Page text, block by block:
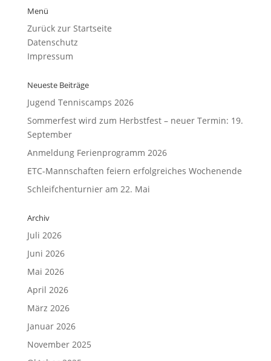
Menü
Zurück zur Startseite
Datenschutz
Impressum
Neueste Beiträge
Jugend Tenniscamps 2026
Sommerfest wird zum Herbstfest – neuer Termin: 19.
September
Anmeldung Ferienprogramm 2026
ETC-Mannschaften feiern erfolgreiches Wochenende
Schleifchenturnier am 22. Mai
Archiv
Juli 2026
Juni 2026
Mai 2026
April 2026
März 2026
Januar 2026
November 2025